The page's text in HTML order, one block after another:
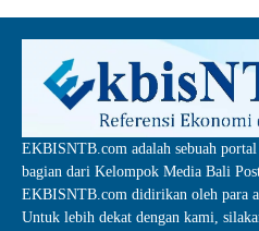
EKBISNTB.com adalah sebuah
bagian dari Kelompok Media Bali
EKBISNTB.com didirikan oleh para
Untuk lebih dekat dengan kami,